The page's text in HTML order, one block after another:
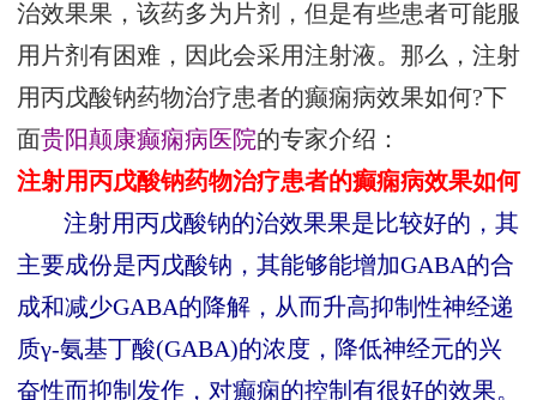
治效果果，该药多为片剂，但是有些患者可能服
用片剂有困难，因此会采用注射液。那么，注射
用丙戊酸钠药物治疗患者的癫痫病效果如何?下
面贵阳颠康癫痫病医院的专家介绍：
注射用丙戊酸钠药物治疗患者的癫痫病效果如何
注射用丙戊酸钠的治效果果是比较好的，其
主要成份是丙戊酸钠，其能够能增加GABA的合
成和减少GABA的降解，从而升高抑制性神经递
质γ-氨基丁酸(GABA)的浓度，降低神经元的兴
奋性而抑制发作，对癫痫的控制有很好的效果。